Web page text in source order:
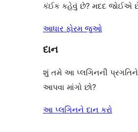
કંઈક કહેવું છે? મદદ જોઈએ
આધાર ફોરમ જુઓ
દાન
શું તમે આ પ્લગિનની
આપવા માંગો છો?
આ પ્લગિનને દાન કરો